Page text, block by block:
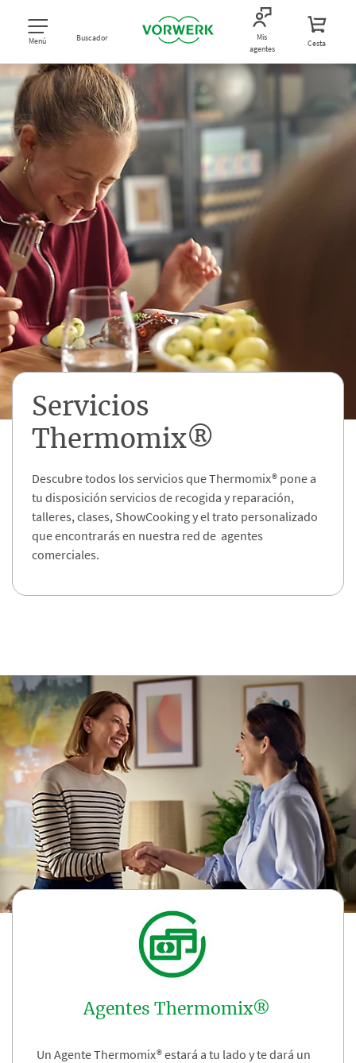
Menú Buscador
Mis
agentes
Cesta
Servicios
Thermomix®
Descubre todos los servicios que Thermomix® pone a
tu disposición servicios de recogida y reparación,
talleres, clases, ShowCooking y el trato personalizado
que encontrarás en nuestra red de agentes
comerciales.
Agentes Thermomix®
Un Agente Thermomix® estará a tu lado y te dará un